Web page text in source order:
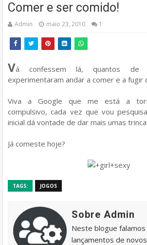
Comer e ser comido!
Admin maio 23, 2010 1
Vá confessem lá, quantos de
experimentaram andar a comer e a fugir
Viva a Google que me está a
compulsivo, cada vez que vou
inicial dá vontade de dar mais umas
Já comeste hoje?
TAGS: JOGOS
Sobre Admin
Neste blogue
lançamentos de